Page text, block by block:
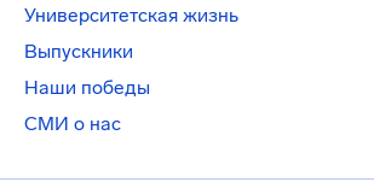
Университетская жизнь
Выпускники
Наши победы
СМИ о нас